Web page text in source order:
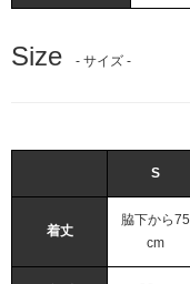
Size - サイズ -
S
着丈
脇下から75
cm